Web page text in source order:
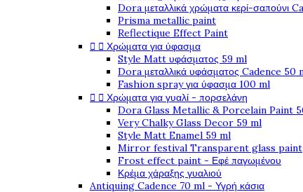
Dora μεταλλικά χρώματα κερί-σαπούνι
Prisma metallic paint
Reflectique Effect Paint
  Χρώματα για ύφασμα
Style Matt υφάσματος 59 ml
Dora μεταλλικά υφάσματος Cadence 50
Fashion spray για ύφασμα 100 ml
  Χρώματα για γυαλί - πορσελάνη
Dora Glass Metallic & Porcelain Paint
Very Chalky Glass Decor 59 ml
Style Matt Enamel 59 ml
Mirror festival Transparent glass paint
Frost effect paint - Εφέ παγωμένου
Κρέμα χάραξης γυαλιού
Antiquing Cadence 70 ml - Υγρή κάσια